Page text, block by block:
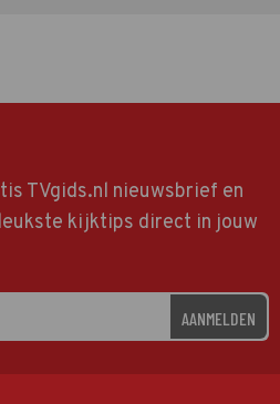
TVgids.nl nieuwsbrief en
kijktips direct in jouw
AANMELDEN